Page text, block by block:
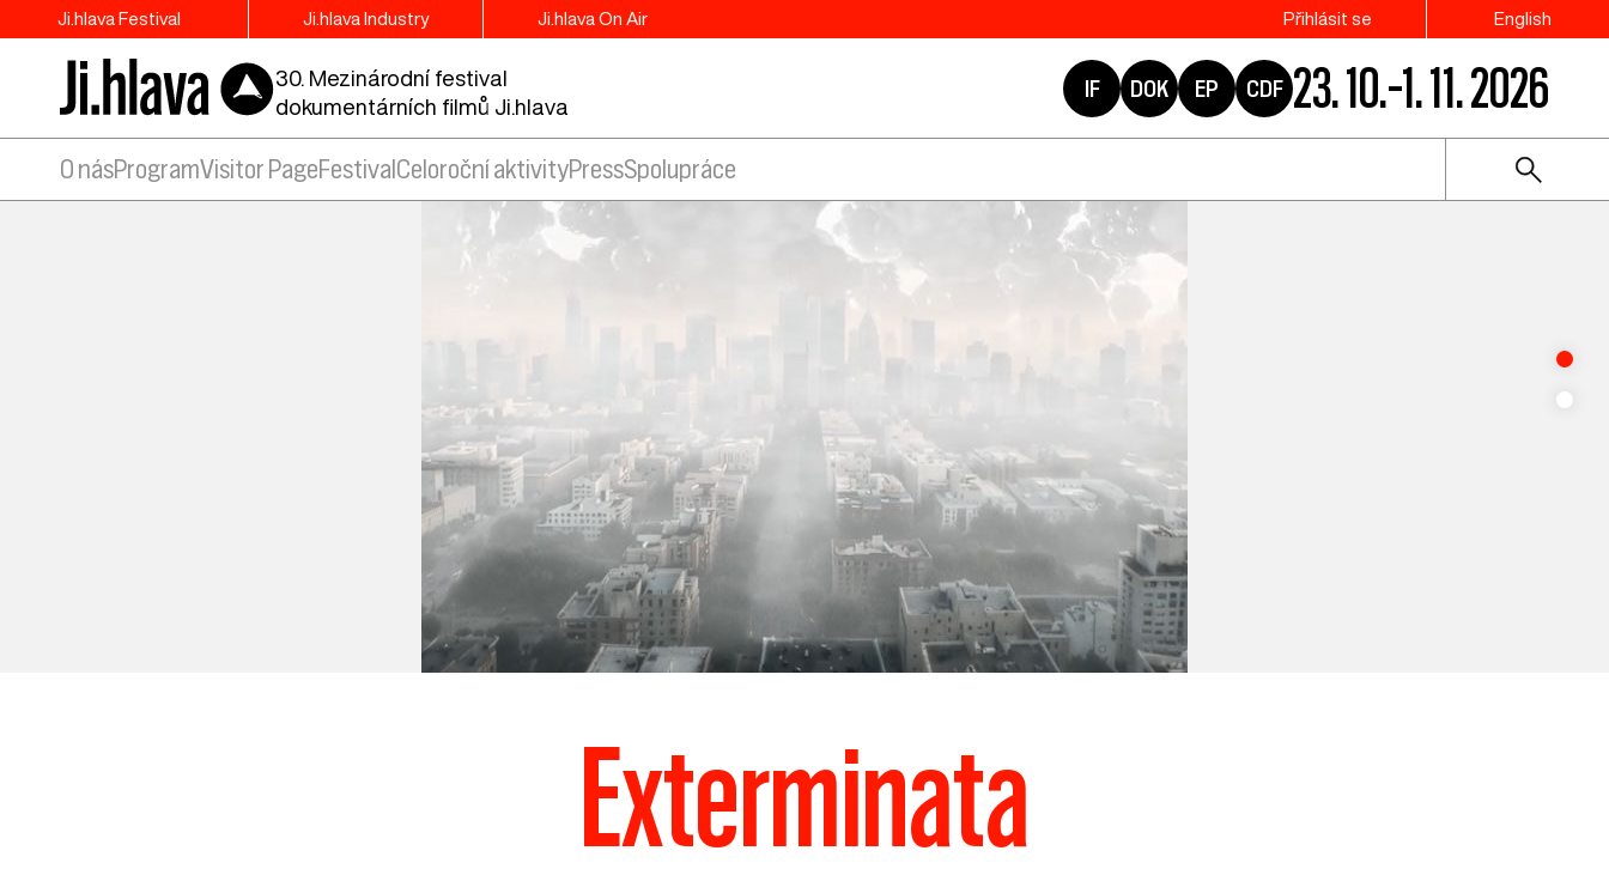
Ji.hlava Festival Ji.hlava Industry Ji.hlava On Air Přihlásit se English
30. Mezinárodní festival
dokumentárních filmů Ji.hlava
IF DOK EP CDF 23. 10.–1. 11. 2026
O násProgramVisitor PageFestival Celoroční aktivityPressSpolupráce
Exterminata